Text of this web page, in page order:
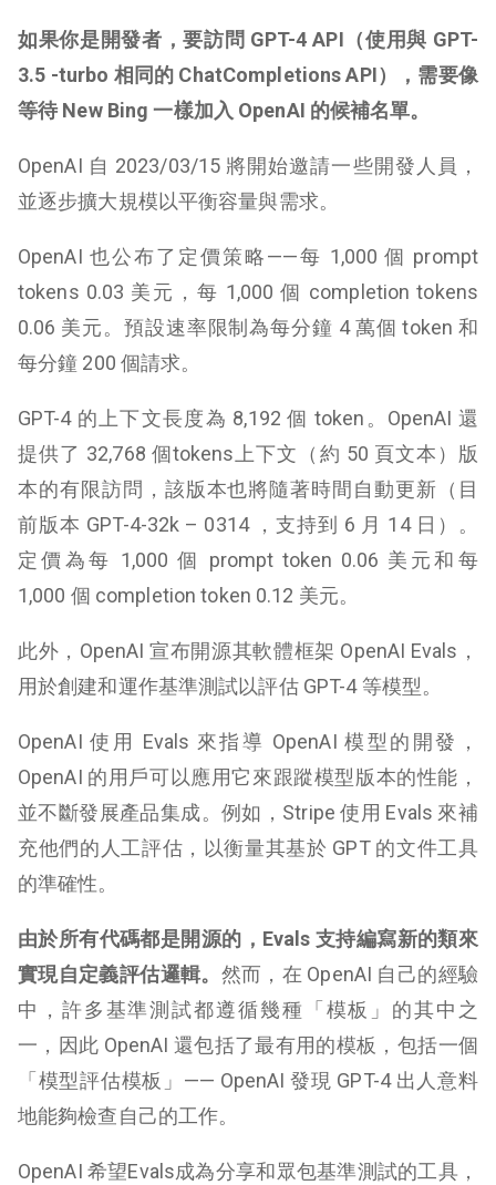
如果你是開發者，要訪問 GPT-4 API（使用與 GPT-
3.5 -turbo 相同的 ChatCompletions API），需要像
等待 New Bing 一樣加入 OpenAI 的候補名單。
OpenAI 自 2023/03/15 將開始邀請一些開發人員，
並逐步擴大規模以平衡容量與需求。
OpenAI 也公布了定價策略——每 1,000 個 prompt
tokens 0.03 美元，每 1,000 個 completion tokens
0.06 美元。預設速率限制為每分鐘 4 萬個 token 和
每分鐘 200 個請求。
GPT-4 的上下文長度為 8,192 個 token。OpenAI 還
提供了 32,768 個tokens上下文（約 50 頁文本）版
本的有限訪問，該版本也將隨著時間自動更新（目
前版本 GPT-4-32k – 0314 ，支持到 6 月 14 日）。
定價為每 1,000 個 prompt token 0.06 美元和每
1,000 個 completion token 0.12 美元。
此外，OpenAI 宣布開源其軟體框架 OpenAI Evals，
用於創建和運作基準測試以評估 GPT-4 等模型。
OpenAI 使用 Evals 來指導 OpenAI 模型的開發，
OpenAI 的用戶可以應用它來跟蹤模型版本的性能，
並不斷發展產品集成。例如，Stripe 使用 Evals 來補
充他們的人工評估，以衡量其基於 GPT 的文件工具
的準確性。
由於所有代碼都是開源的，Evals 支持編寫新的類來
實現自定義評估邏輯。 然而，在 OpenAI 自己的經驗
中，許多基準測試都遵循幾種「模板」的其中之
一，因此 OpenAI 還包括了最有用的模板，包括一個
「模型評估模板」—— OpenAI 發現 GPT-4 出人意料
地能夠檢查自己的工作。
OpenAI 希望Evals成為分享和眾包基準測試的工具，